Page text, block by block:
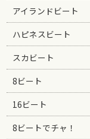
アイランドビート
ハピネスビート
スカビート
8ビート
16ビート
8ビートでチャ！